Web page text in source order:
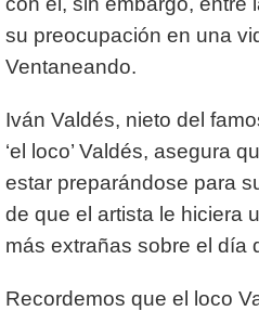
su preocupación en una
Ventaneando.
Iván Valdés, nieto del
‘el loco’ Valdés, asegura
estar preparándose para
de que el artista le hiciera
más extrañas sobre el día
Recordemos que el loco